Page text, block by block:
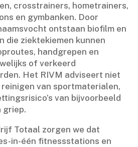
crosstrainers, hometrainers,
en gymbanken.​ Door
ontstaan biofilm en
die ziektekiemen kunnen
handgrepen en
of verkeerd
Het RIVM adviseert niet
van sportmaterialen,
van bijvoorbeeld
griep.​
Totaal zorgen we dat
in-één fitnessstations en